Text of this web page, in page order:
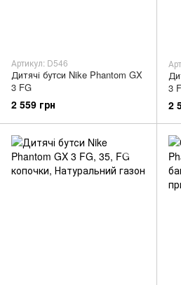
Артикул: D546
Дитячі бутси Nike Phantom GX
3 FG
2 559 грн
3
2